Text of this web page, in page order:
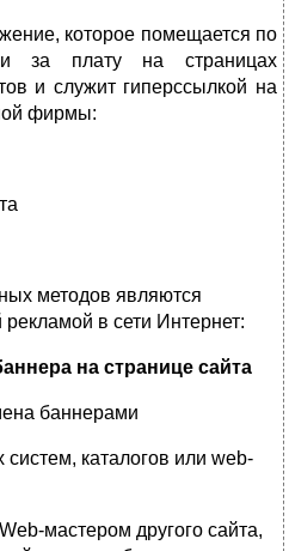
которое помещается по
за плату на страницах
и служит гиперссылкой на
фирмы:
методов являются
в сети Интернет:
на странице сайта
баннерами
каталогов или web-
мастером другого сайта,